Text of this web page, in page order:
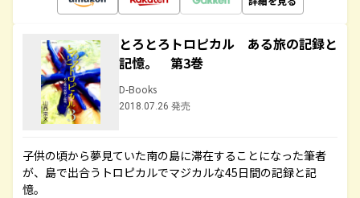
とろとろトロピカル ある旅の記録と
記憶。 第3巻
D-Books
2018.07.26 発売
子供の頃から夢見ていた南の島に滞在することになった筆者
が、島で出合うトロピカルでマジカルな45日間の記録と記
憶。